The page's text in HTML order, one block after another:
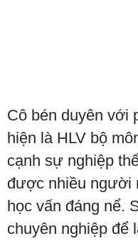
Cô bén duyên với
hiện là HLV bộ
cạnh sự nghiệp
được nhiều người
học vấn đáng nể.
chuyên nghiệp để